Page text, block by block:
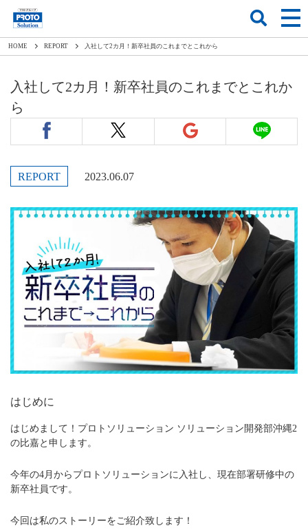
HOME REPORT 入社して2カ月！新卒社員のこれまでとこれから
入社して2カ月！新卒社員のこれまでとこれか
ら
REPORT 2023.06.07
はじめに
はじめまして！プロトソリューション ソリューション開発部沖縄2
の比嘉と申します。
今年の4月からプロトソリューションに入社し、現在部署研修中の
新卒社員です。
今回は私のストーリーをご紹介致します！